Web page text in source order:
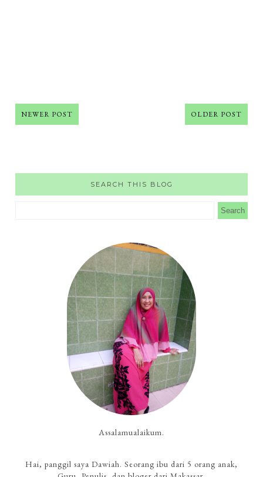
NEWER POST OLDER POST
SEARCH THIS BLOG
Assalamualaikum.
Hai, panggil saya Dawiah. Seorang ibu dari 5 orang anak,